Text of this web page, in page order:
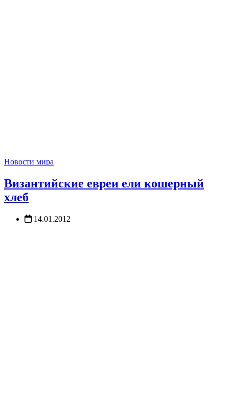
Новости мира
Византийские евреи ели кошерный
хлеб
14.01.2012